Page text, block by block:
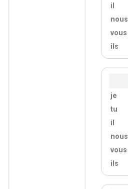
il
nous
vous
ils
je
tu
il
nous
vous
ils